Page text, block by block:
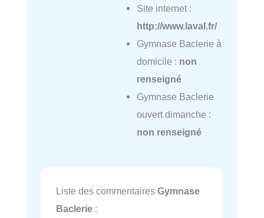
Site internet :
http://www.laval.fr/
Gymnase Baclerie à
domicile : non
renseigné
Gymnase Baclerie
ouvert dimanche :
non renseigné
Liste des commentaires Gymnase
Baclerie :